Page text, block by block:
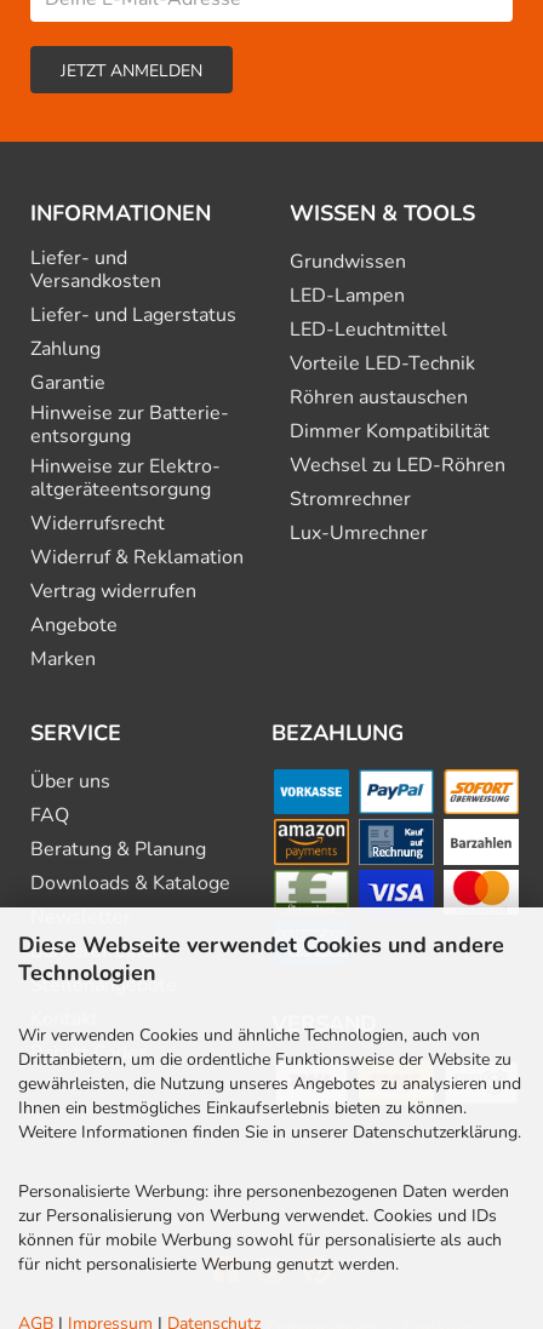
Diese Webseite verwendet Cookies und andere
Technologien
Wir verwenden Cookies und ähnliche Technologien, auch von
Drittanbietern, um die ordentliche Funktionsweise der Website zu
gewährleisten, die Nutzung unseres Angebotes zu analysieren und
Ihnen ein bestmögliches Einkaufserlebnis bieten zu können.
Weitere Informationen finden Sie in unserer Datenschutzerklärung.
Personalisierte Werbung: ihre personenbezogenen Daten werden
zur Personalisierung von Werbung verwendet. Cookies und IDs
können für mobile Werbung sowohl für personalisierte als auch
für nicht personalisierte Werbung genutzt werden.
AGB | Impressum | Datenschutz
INFORMATIONEN
Liefer- und
Versandkosten
Liefer- und Lagerstatus
Zahlung
Garantie
Hinweise zur Batterie­
entsorgung
Hinweise zur Elektro­
altgeräte­entsorgung
Widerrufsrecht
Widerruf & Reklamation
Vertrag widerrufen
Angebote
Marken
WISSEN & TOOLS
Grundwissen
LED-Lampen
LED-Leuchtmittel
Vorteile LED-Technik
Röhren austauschen
Dimmer Kompatibilität
Wechsel zu LED-Röhren
Stromrechner
Lux-Umrechner
SERVICE
Über uns
FAQ
Beratung & Planung
Downloads & Kataloge
Barrierefreiheit
Stellenangebote
Rabatt Codes
BEZAHLUNG
VERSAND